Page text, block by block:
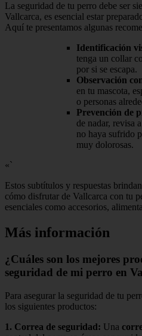
La seguridad de tu perro debe ser
Vallcarca, es esencial estar
Aquí te presentamos algunas
Identificación
tenga un collar
por si se escapa.
Observación
en tu mascota,
o personas
Prevención de
de nadar, revisa
no haya sufrido
muy dolorosas.
«`
Estos subtítulos y respuestas
cómo disfrutar de Vallcarca con tu
esenciales como accesorios,
Más información
¿Cuáles son los mejores
seguridad de mi perro en
Para asegurar la seguridad de tu
los siguientes productos:
1. Correa de seguridad: Una